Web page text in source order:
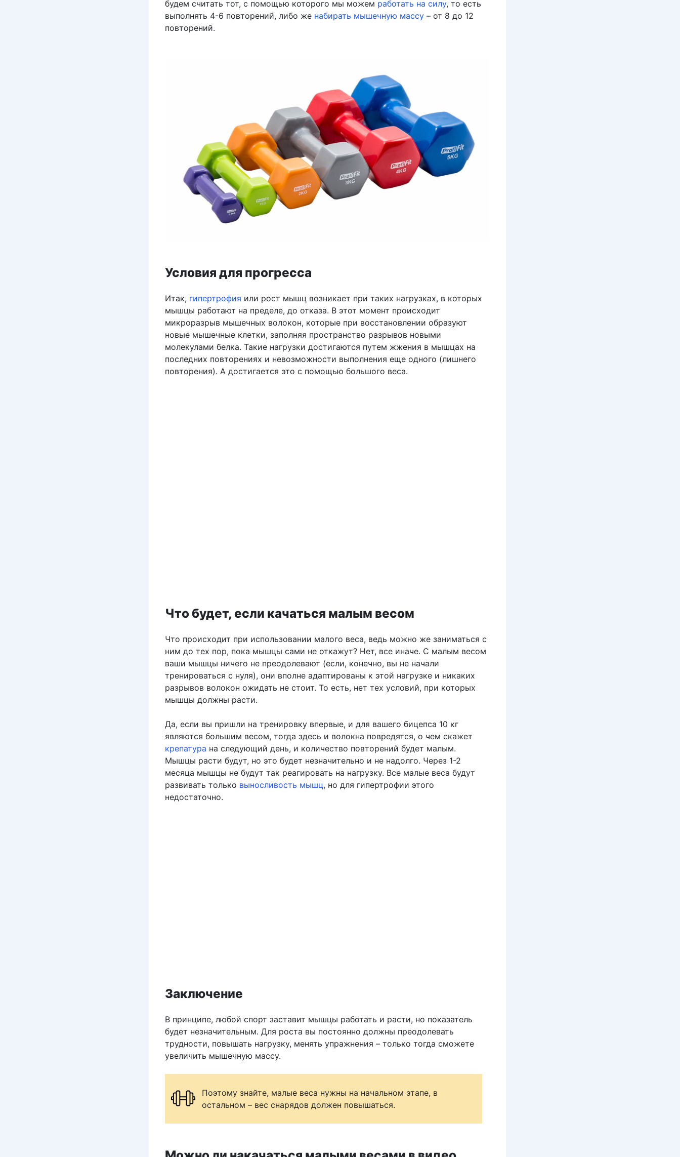
будем считать тот, с помощью которого мы можем работать на силу, то есть
выполнять 4-6 повторений, либо же набирать мышечную массу – от 8 до 12
повторений.
Условия для прогресса
Итак, гипертрофия или рост мышц возникает при таких нагрузках, в которых
мышцы работают на пределе, до отказа. В этот момент происходит
микроразрыв мышечных волокон, которые при восстановлении образуют
новые мышечные клетки, заполняя пространство разрывов новыми
молекулами белка. Такие нагрузки достигаются путем жжения в мышцах на
последних повторениях и невозможности выполнения еще одного (лишнего
повторения). А достигается это с помощью большого веса.
Что будет, если качаться малым весом
Что происходит при использовании малого веса, ведь можно же заниматься с
ним до тех пор, пока мышцы сами не откажут? Нет, все иначе. С малым весом
ваши мышцы ничего не преодолевают (если, конечно, вы не начали
тренироваться с нуля), они вполне адаптированы к этой нагрузке и никаких
разрывов волокон ожидать не стоит. То есть, нет тех условий, при которых
мышцы должны расти.
Да, если вы пришли на тренировку впервые, и для вашего бицепса 10 кг
являются большим весом, тогда здесь и волокна повредятся, о чем скажет
крепатура на следующий день, и количество повторений будет малым.
Мышцы расти будут, но это будет незначительно и не надолго. Через 1-2
месяца мышцы не будут так реагировать на нагрузку. Все малые веса будут
развивать только выносливость мышц, но для гипертрофии этого
недостаточно.
Заключение
В принципе, любой спорт заставит мышцы работать и расти, но показатель
будет незначительным. Для роста вы постоянно должны преодолевать
трудности, повышать нагрузку, менять упражнения – только тогда сможете
увеличить мышечную массу.
Поэтому знайте, малые веса нужны на начальном этапе, в
остальном – вес снарядов должен повышаться.